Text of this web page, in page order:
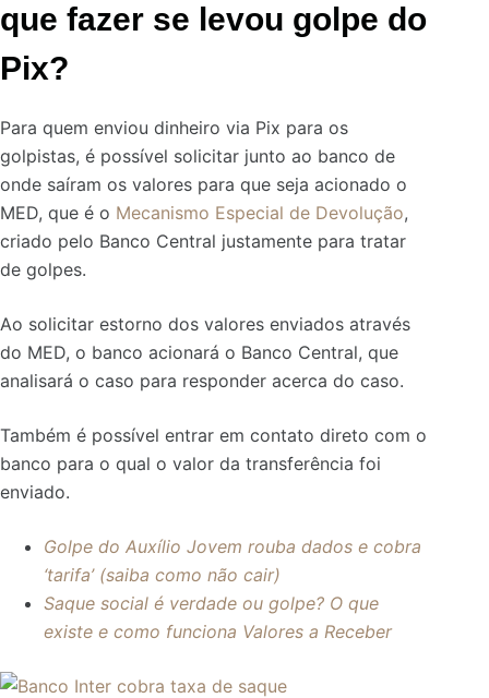
que fazer se levou golpe do
Pix?
Para quem enviou dinheiro via Pix para os
golpistas, é possível solicitar junto ao banco de
onde saíram os valores para que seja acionado o
MED, que é o Mecanismo Especial de Devolução,
criado pelo Banco Central justamente para tratar
de golpes.
Ao solicitar estorno dos valores enviados através
do MED, o banco acionará o Banco Central, que
analisará o caso para responder acerca do caso.
Também é possível entrar em contato direto com o
banco para o qual o valor da transferência foi
enviado.
Golpe do Auxílio Jovem rouba dados e cobra
‘tarifa’ (saiba como não cair)
Saque social é verdade ou golpe? O que
existe e como funciona Valores a Receber